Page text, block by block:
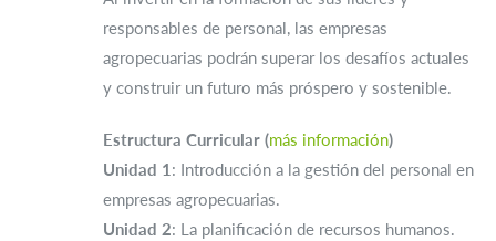
responsables de personal, las empresas
agropecuarias podrán superar los desafíos actuales
y construir un futuro más próspero y sostenible.
Estructura Curricular (más información)
Unidad 1 : Introducción a la gestión del personal en
empresas agropecuarias.
Unidad 2: La planificación de recursos humanos.